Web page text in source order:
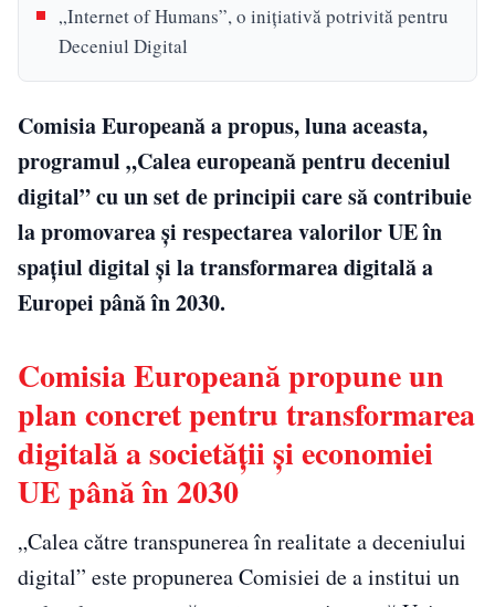
„Internet of Humans”, o inițiativă potrivită pentru
Deceniul Digital
Comisia Europeană a propus, luna aceasta,
programul „Calea europeană pentru deceniul
digital” cu un set de principii care să contribuie
la promovarea și respectarea valorilor UE în
spațiul digital și la transformarea digitală a
Europei până în 2030.
Comisia Europeană propune un
plan concret pentru transformarea
digitală a societății și economiei
UE până în 2030
„Calea către transpunerea în realitate a deceniului
digital” este propunerea Comisiei de a institui un